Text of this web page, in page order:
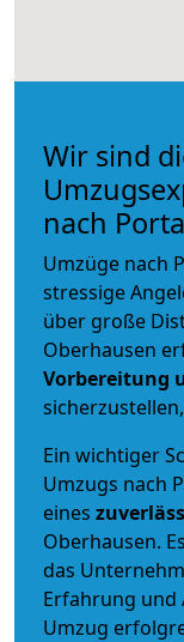
Wir sind
nach
Umzüge nach
stressige
über große
Oberhausen
Vorbereitung
Ein wichtiger
Umzugs nach
eines
Oberhausen.
das
Erfahrung und
Umzug